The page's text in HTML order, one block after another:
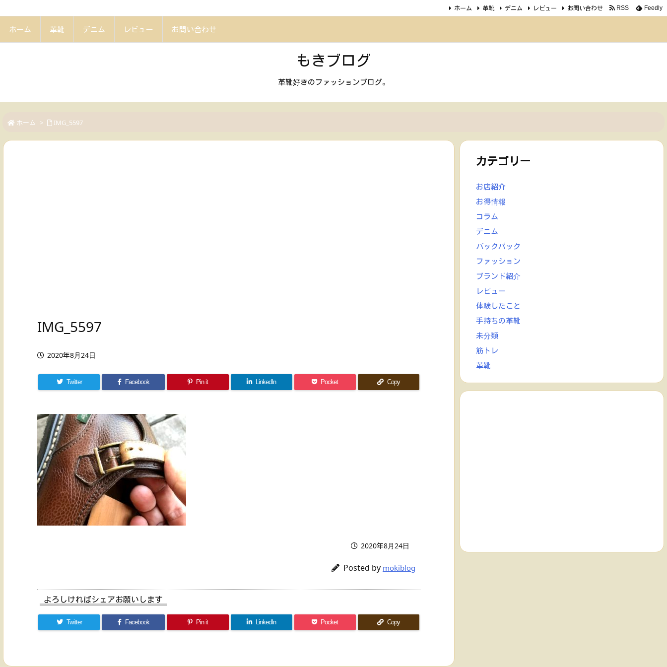
ホーム 革靴 デニム レビュー お問い合わせ
ホーム 革靴 デニム レビュー お問い合わせ RSS Feedly
もきブログ
革靴好きのファッションブログ。
ホーム > IMG_5597
IMG_5597
2020年8月24日
Twitter Facebook Pin it LinkedIn Pocket Copy
2020年8月24日
Posted by mokiblog
よろしければシェアお願いします
Twitter Facebook Pin it LinkedIn Pocket Copy
カテゴリー
お店紹介
お得情報
コラム
デニム
バックパック
ファッション
ブランド紹介
レビュー
体験したこと
手持ちの革靴
未分類
筋トレ
革靴